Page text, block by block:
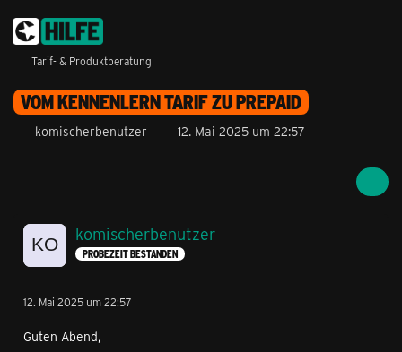
Tarif- & Produktberatung
VOM KENNENLERN TARIF ZU PREPAID
komischerbenutzer 12. Mai 2025 um 22:57
komischerbenutzer
PROBEZEIT BESTANDEN
12. Mai 2025 um 22:57
Guten Abend,